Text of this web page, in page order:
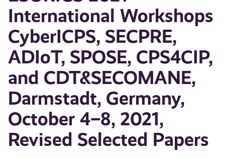
International Workshops
CyberICPS, SECPRE,
ADIoT, SPOSE, CPS4CIP,
and CDT&SECOMANE,
Darmstadt, Germany,
October 4–8, 2021,
Revised Selected Papers